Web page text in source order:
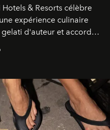
Hotels & Resorts célèbre
expérience culinaire
d'auteur et accords
voyage sensoriel.